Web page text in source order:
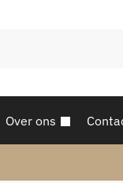
Over ons